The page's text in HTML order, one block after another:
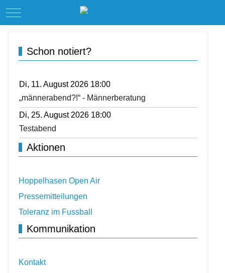
Mobile Menu Toggle
Schon notiert?
Di, 11. August 2026 18:00
„männerabend?!“ - Männerberatung
Di, 25. August 2026 18:00
Testabend
Aktionen
Hoppelhasen Open Air
Pressemitteilungen
Toleranz im Fussball
Kommunikation
Kontakt